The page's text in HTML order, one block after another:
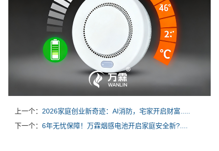
上一个： 2026家庭创业新奇迹：AI消防，宅家开启财富.....
下一个： 6年无忧保障！万霖烟感电池开启家庭安全新?....